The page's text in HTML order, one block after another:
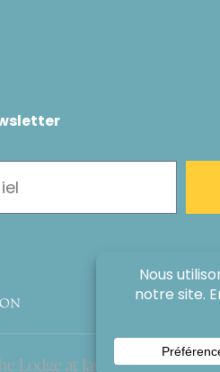
Lodge at Jaguar Reef, 2026®.